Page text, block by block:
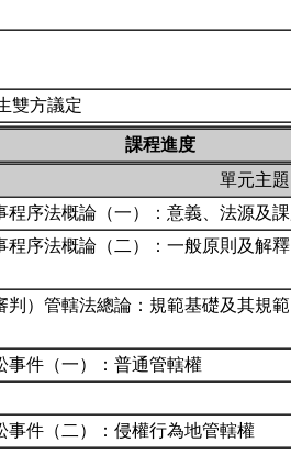
雙方議定
課程進度
單元主題
程序法概論（一）：意義、法源及課
程序法概論（二）：一般原則及解
判）管轄法總論：規範基礎及其規
事件（一）：普通管轄權
事件（二）：侵權行為地管轄權